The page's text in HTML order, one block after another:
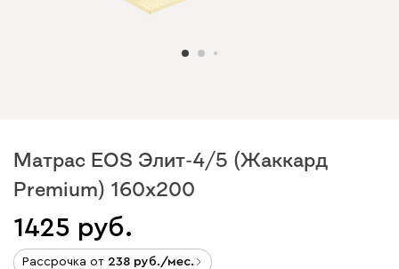
Матрас EOS Элит-4/5 (Жаккард
Premium) 160x200
1425
Рассрочка от 238 /мес.